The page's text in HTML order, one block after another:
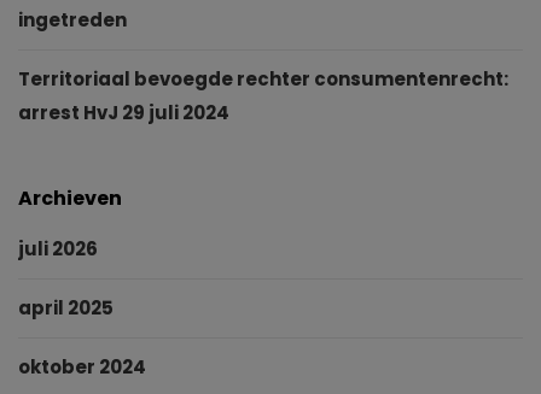
ingetreden
Territoriaal bevoegde rechter consumentenrecht:
arrest HvJ 29 juli 2024
Archieven
juli 2026
april 2025
oktober 2024